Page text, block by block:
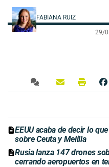
FABIANA RUIZ
29/
EEUU acaba de decir lo
sobre Ceuta y Melilla
Rusia lanza 147 drones
cerrando aeropuertos en